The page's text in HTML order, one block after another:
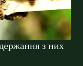
з них